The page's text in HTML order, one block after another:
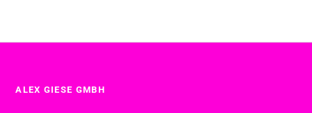
ALEX GIESE GMBH